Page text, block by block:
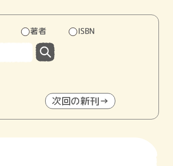
著者 ISBN
次回の新刊→